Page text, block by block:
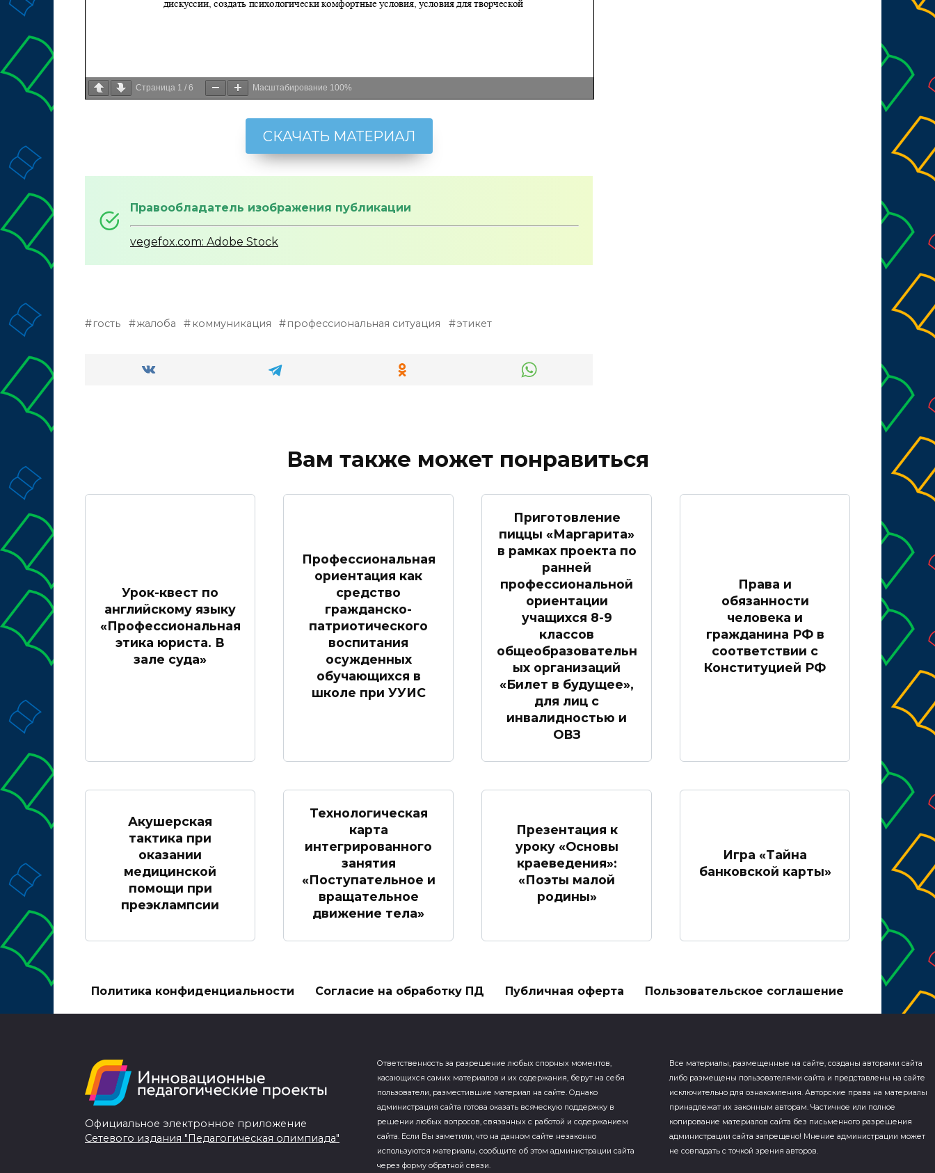
Страница 1 / 6 Масштабирование 100%
СКАЧАТЬ МАТЕРИАЛ
Правообладатель изображения публикации
vegefox.com: Adobe Stock
гость жалоба коммуникация профессиональная ситуация этикет
Вам также может понравиться
Урок-квест по
английскому языку
«Профессиональная
этика юриста. В
зале суда»
Профессиональная
ориентация как
средство
гражданско-
патриотического
воспитания
осужденных
обучающихся в
школе при УУИС
Приготовление
пиццы «Маргарита»
в рамках проекта по
ранней
профессиональной
ориентации
учащихся 8-9
классов
общеобразовательн
ых организаций
«Билет в будущее»,
для лиц с
инвалидностью и
ОВЗ
Права и
обязанности
человека и
гражданина РФ в
соответствии с
Конституцией РФ
Акушерская
тактика при
оказании
медицинской
помощи при
преэклампсии
Технологическая
карта
интегрированного
занятия
«Поступательное и
вращательное
движение тела»
Презентация к
уроку «Основы
краеведения»:
«Поэты малой
родины»
Игра «Тайна
банковской карты»
Политика конфиденциальности Согласие на обработку ПД Публичная оферта Пользовательское соглашение
Официальное электронное приложение
Сетевого издания "Педагогическая олимпиада"
Ответственность за разрешение любых спорных моментов,
касающихся самих материалов и их содержания, берут на себя
пользователи, разместившие материал на сайте. Однако
администрация сайта готова оказать всяческую поддержку в
решении любых вопросов, связанных с работой и содержанием
сайта. Если Вы заметили, что на данном сайте незаконно
используются материалы, сообщите об этом администрации сайта
через форму обратной связи.
Все материалы, размещенные на сайте, созданы авторами сайта
либо размещены пользователями сайта и представлены на сайте
исключительно для ознакомления. Авторские права на материалы
принадлежат их законным авторам. Частичное или полное
копирование материалов сайта без письменного разрешения
администрации сайта запрещено! Мнение администрации может
не совпадать с точкой зрения авторов.